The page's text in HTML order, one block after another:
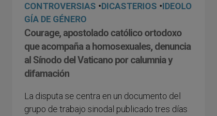
CONTROVERSIAS •DICASTERIOS •IDEOLO
GÍA DE GÉNERO
Courage, apostolado católico ortodoxo
que acompaña a homosexuales, denuncia
al Sínodo del Vaticano por calumnia y
difamación
La disputa se centra en un documento del
grupo de trabajo sinodal publicado tres días